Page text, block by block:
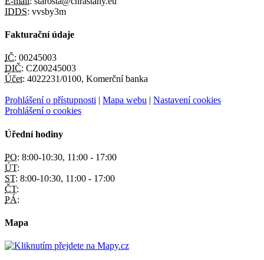
IDDS: vvsby3m
Fakturační údaje
IČ: 00245003
DIČ: CZ00245003
Účet: 4022231/0100, Komerční banka
Prohlášení o přístupnosti | Mapa webu | Nastavení cookies
Prohlášení o cookies
Úřední hodiny
PO: 8:00-10:30, 11:00 - 17:00
ÚT:
ST: 8:00-10:30, 11:00 - 17:00
ČT:
PÁ:
Mapa